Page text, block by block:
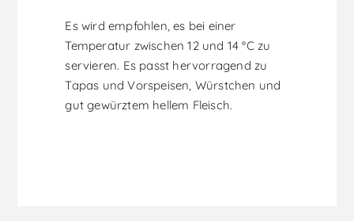
Es wird empfohlen, es bei einer
Temperatur zwischen 12 und 14 °C zu
servieren. Es passt hervorragend zu
Tapas und Vorspeisen, Würstchen und
gut gewürztem hellem Fleisch.